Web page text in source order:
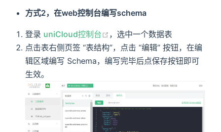
方式2，在web控制台编写schema
登录 uniCloud控制台
，选中一个数据表
点击表右侧页签 “表结构”，点击 “编辑” 按钮，在编
辑区域编写 Schema，编写完毕后点保存按钮即可
生效。